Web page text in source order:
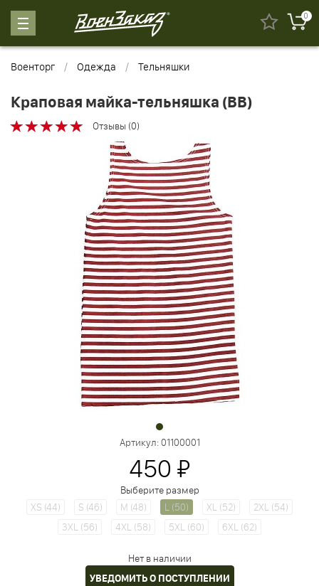
0
Военторг Одежда Тельняшки
Краповая майка-тельняшка (ВВ)
Отзывы (0)
Артикул:01100001
450 ₽
Выберите размер
XS (44)
S (46) M (48) L (50) XL (52)
2XL (54)
3XL (56)
4XL (58) 5XL (60) 6XL (62)
Нет в наличии
УВЕДОМИТЬ О ПОСТУПЛЕНИИ